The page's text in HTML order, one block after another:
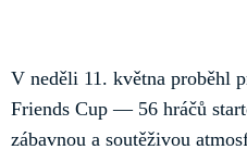
V neděli 11. května proběhl
Friends Cup — 56 hráčů
zábavnou a soutěživou